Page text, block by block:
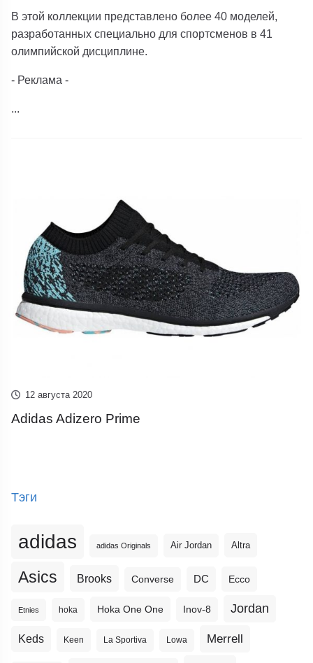
В этой коллекции представлено более 40 моделей,
разработанных специально для спортсменов в 41
олимпийской дисциплине.
- Реклама -
...
12 августа 2020
Adidas Adizero Prime
Тэги
adidas adidas Originals Air Jordan Altra
Asics Brooks Converse DC Ecco
Etnies hoka Hoka One One Inov-8 Jordan
Keds Keen La Sportiva Lowa Merrell